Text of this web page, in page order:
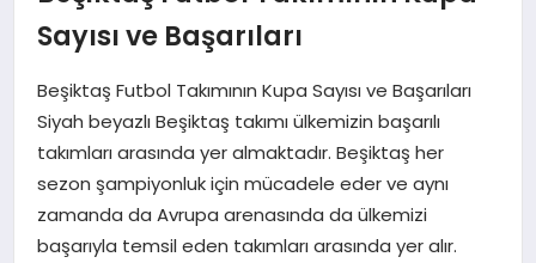
EKONOMI
MAGAZIN
Sayısı ve Başarıları
Beşiktaş Futbol Takımının Kupa Sayısı ve Başarıları
Siyah beyazlı Beşiktaş takımı ülkemizin başarılı
takımları arasında yer almaktadır. Beşiktaş her
sezon şampiyonluk için mücadele eder ve aynı
zamanda da Avrupa arenasında da ülkemizi
başarıyla temsil eden takımları arasında yer alır.